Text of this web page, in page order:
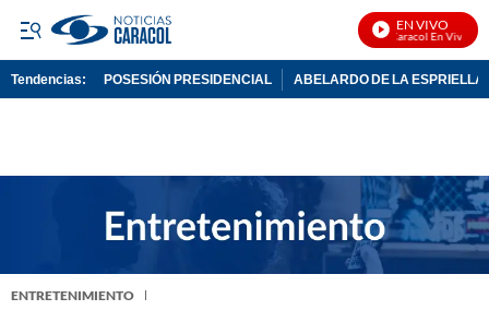
EN VIVO
Noticias Caracol En Vivo
Tendencias: POSESIÓN PRESIDENCIAL ABELARDO DE LA ESPRIELLA
ENTRETENIMIENTO